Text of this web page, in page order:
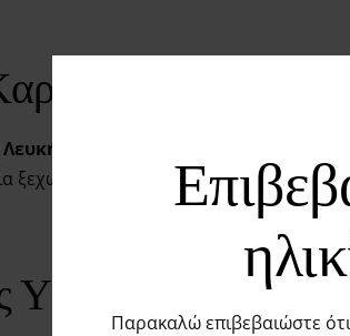
Παρακαλώ επιβεβαιώστε
Κοντό –
Λευκή Περούκα Καρέ Κοντό.
ξεχωριστές εμφανίσεις.
για Φυσική